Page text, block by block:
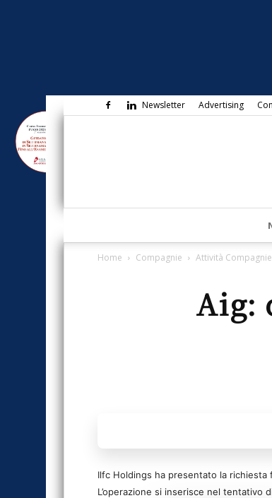
Newsletter Advertising
Home Compagnie Attività Compagnie
Aig:
Ilfc Holdings ha presentato la richiesta
L’operazione si inserisce nel tentativo